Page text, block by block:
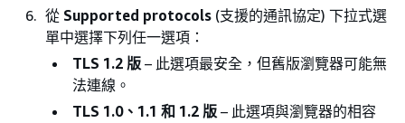
從 Supported protocols (支援的通訊協定) 下拉式選
單中選擇下列任一選項：
TLS 1.2 版 – 此選項最安全，但舊版瀏覽器可能無
法連線。
TLS 1.0、1.1 和 1.2 版 – 此選項與瀏覽器的相容